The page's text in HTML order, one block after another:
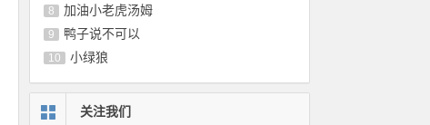
8 加油小老虎汤姆
9 鸭子说不可以
10 小绿狼
关注我们